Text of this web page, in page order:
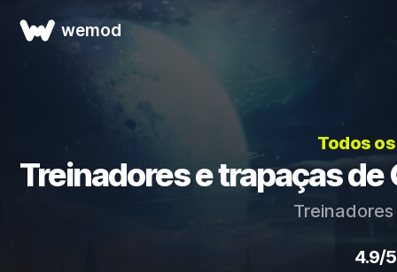
wemod
Todos
Treinadores e trapaças
4.9/5